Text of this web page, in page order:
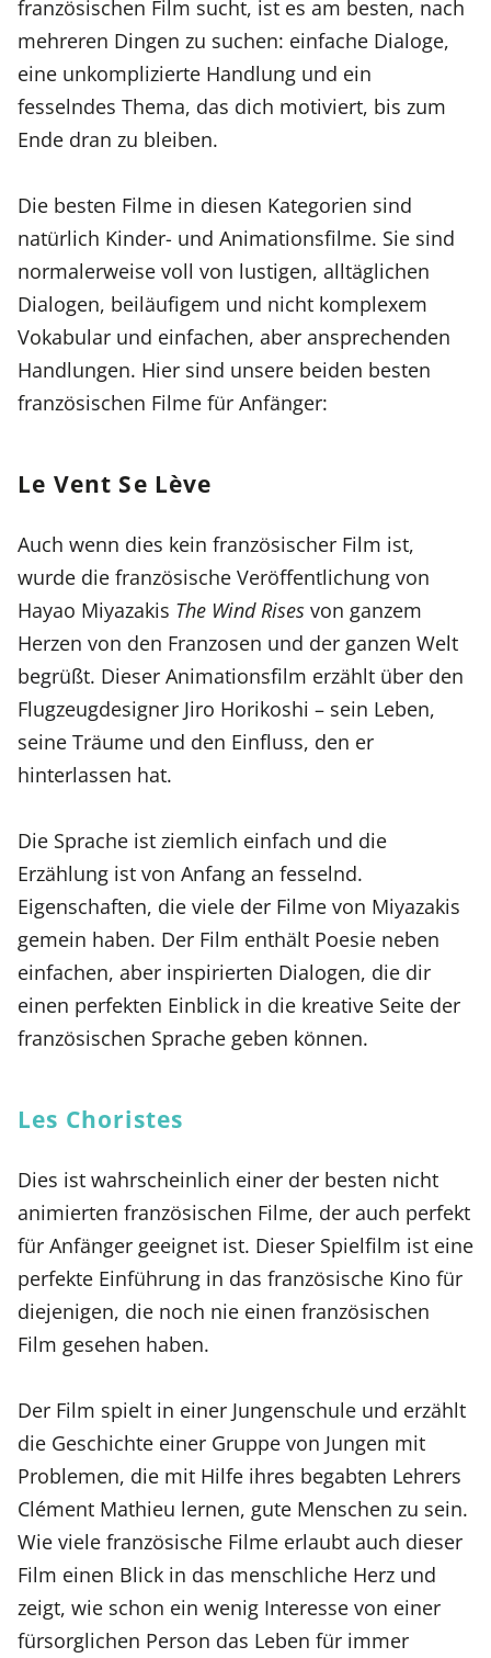
französischen Film sucht, ist es am besten, nach
mehreren Dingen zu suchen: einfache Dialoge,
eine unkomplizierte Handlung und ein
fesselndes Thema, das dich motiviert, bis zum
Ende dran zu bleiben.
Die besten Filme in diesen Kategorien sind
natürlich Kinder- und Animationsfilme. Sie sind
normalerweise voll von lustigen, alltäglichen
Dialogen, beiläufigem und nicht komplexem
Vokabular und einfachen, aber ansprechenden
Handlungen. Hier sind unsere beiden besten
französischen Filme für Anfänger:
Le Vent Se Lève
Auch wenn dies kein französischer Film ist,
wurde die französische Veröffentlichung von
Hayao Miyazakis The Wind Rises von ganzem
Herzen von den Franzosen und der ganzen Welt
begrüßt. Dieser Animationsfilm erzählt über den
Flugzeugdesigner Jiro Horikoshi – sein Leben,
seine Träume und den Einfluss, den er
hinterlassen hat.
Die Sprache ist ziemlich einfach und die
Erzählung ist von Anfang an fesselnd.
Eigenschaften, die viele der Filme von Miyazakis
gemein haben. Der Film enthält Poesie neben
einfachen, aber inspirierten Dialogen, die dir
einen perfekten Einblick in die kreative Seite der
französischen Sprache geben können.
Les Choristes
Dies ist wahrscheinlich einer der besten nicht
animierten französischen Filme, der auch perfekt
für Anfänger geeignet ist. Dieser Spielfilm ist eine
perfekte Einführung in das französische Kino für
diejenigen, die noch nie einen französischen
Film gesehen haben.
Der Film spielt in einer Jungenschule und erzählt
die Geschichte einer Gruppe von Jungen mit
Problemen, die mit Hilfe ihres begabten Lehrers
Clément Mathieu lernen, gute Menschen zu sein.
Wie viele französische Filme erlaubt auch dieser
Film einen Blick in das menschliche Herz und
zeigt, wie schon ein wenig Interesse von einer
fürsorglichen Person das Leben für immer